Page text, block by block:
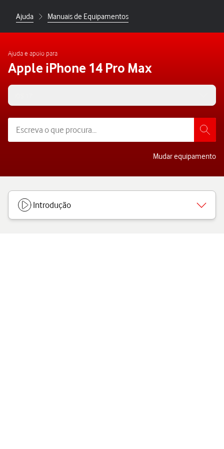
Ajuda Manuais de Equipamentos
Ajuda e apoio para
Apple iPhone 14 Pro Max
Mudar equipamento
Introdução